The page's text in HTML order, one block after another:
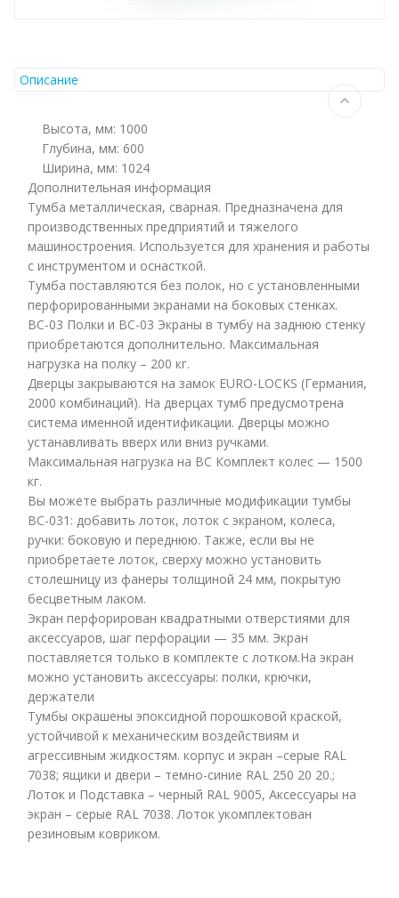
Описание
Высота, мм: 1000
Глубина, мм: 600
Ширина, мм: 1024
Дополнительная информация
Тумба металлическая, сварная. Предназначена для
производственных предприятий и тяжелого
машиностроения. Используется для хранения и работы
с инструментом и оснасткой.
Тумба поставляются без полок, но с установленными
перфорированными экранами на боковых стенках.
ВС-03 Полки и ВС-03 Экраны в тумбу на заднюю стенку
приобретаются дополнительно. Максимальная
нагрузка на полку – 200 кг.
Дверцы закрываются на замок EURO-LOCKS (Германия,
2000 комбинаций). На дверцах тумб предусмотрена
система именной идентификации. Дверцы можно
устанавливать вверх или вниз ручками.
Максимальная нагрузка на ВС Комплект колес — 1500
кг.
Вы можете выбрать различные модификации тумбы
ВC-031: добавить лоток, лоток с экраном, колеса,
ручки: боковую и переднюю. Также, если вы не
приобретаете лоток, сверху можно установить
столешницу из фанеры толщиной 24 мм, покрытую
бесцветным лаком.
Экран перфорирован квадратными отверстиями для
аксессуаров, шаг перфорации — 35 мм. Экран
поставляется только в комплекте с лотком.На экран
можно установить аксессуары: полки, крючки,
держатели
Тумбы окрашены эпоксидной порошковой краской,
устойчивой к механическим воздействиям и
агрессивным жидкостям. корпус и экран –серые RAL
7038; ящики и двери – темно-синие RAL 250 20 20.;
Лоток и Подставка – черный RAL 9005, Аксессуары на
экран – серые RAL 7038. Лоток укомплектован
резиновым ковриком.